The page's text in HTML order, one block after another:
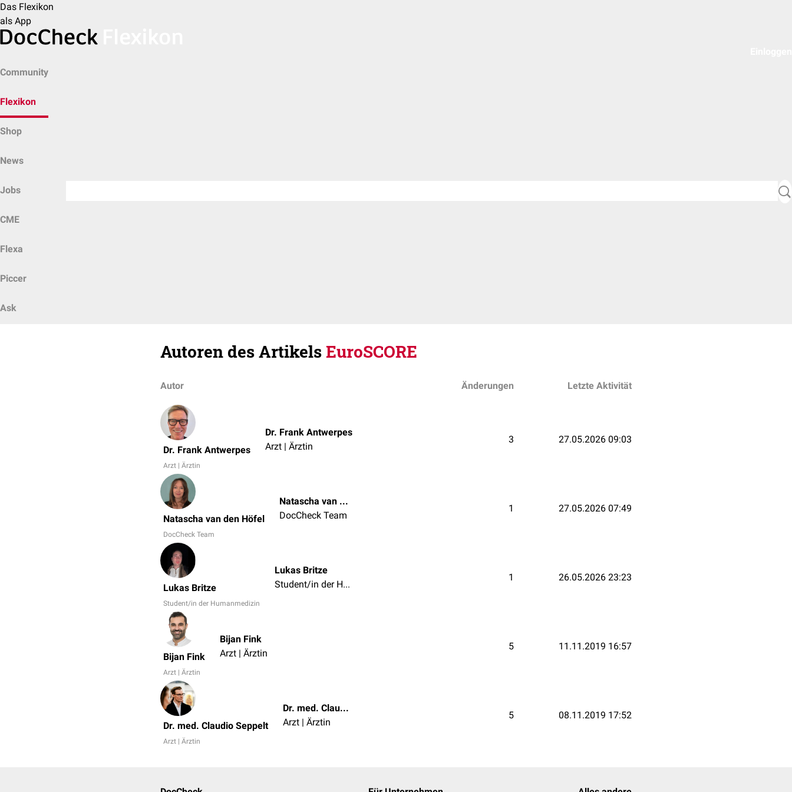
Das Flexikon
als App
Community
Flexikon
Shop
News
Jobs
CME
Flexa
Piccer
Ask
Autoren des ArtikelsEuroSCORE
Autor Änderungen Letzte Aktivität
Dr. Frank Antwerpes
Arzt | Ärztin
Dr. Frank Antwerpes
Arzt | Ärztin
3 27.05.2026 09:03
Natascha van den Höfel
DocCheck Team
Natascha van den Höfel
DocCheck Team
1 27.05.2026 07:49
Lukas Britze
Student/in der Humanmedizin
Lukas Britze
Student/in der Humanmedizin
1 26.05.2026 23:23
Bijan Fink
Arzt | Ärztin
Bijan Fink
Arzt | Ärztin
5 11.11.2019 16:57
Dr. med. Claudio Seppelt
Arzt | Ärztin
Dr. med. Claudio Seppelt
Arzt | Ärztin
5 08.11.2019 17:52